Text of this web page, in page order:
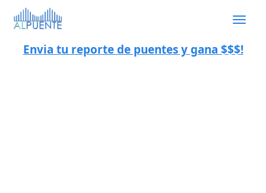
Envia tu reporte de puentes y gana $$$!